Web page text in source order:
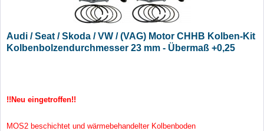
Audi / Seat / Skoda / VW / (VAG) Motor CHHB Kolben-Kit
Kolbenbolzendurchmesser 23 mm - Übermaß +0,25
!!Neu eingetroffen!!
MOS2 beschichtet und wärmebehandelter Kolbenboden